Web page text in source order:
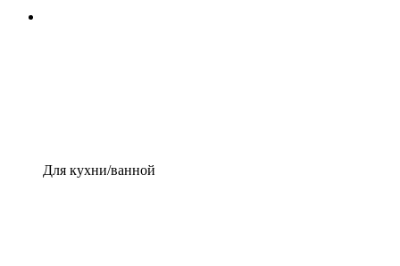
Для кухни/ванной